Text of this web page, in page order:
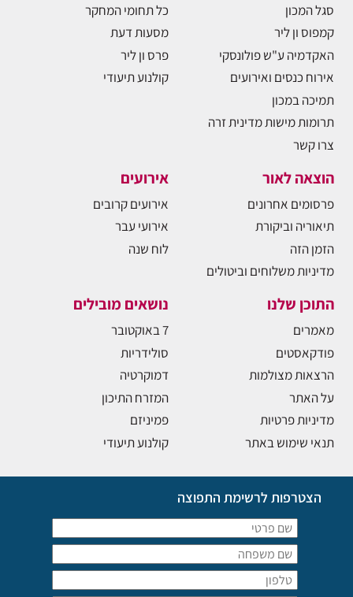
סגל המכון
קמפוס ון ליר
האקדמיה ע"ש פולונסקי
אירוח כנסים ואירועים
תמיכה במכון
תרומות מישות מדינית זרה
צרו קשר
כל תחומי המחקר
מסעות דעת
פרס ון ליר
קולנוע תיעודי
הוצאה לאור
פרסומים אחרונים
תיאוריה וביקורת
הזמן הזה
מדיניות משלוחים וביטולים
אירועים
אירועים קרובים
אירועי עבר
לוח שנה
התוכן שלנו
מאמרים
פודקאסטים
הרצאות מצולמות
על האתר
מדיניות פרטיות
תנאי שימוש באתר
נושאים מובילים
7 באוקטובר
סולידריות
דמוקרטיה
המזרח התיכון
פמיניזם
קולנוע תיעודי
הצטרפות לרשימת התפוצה